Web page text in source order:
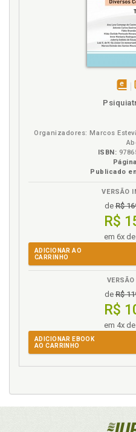
em
Organizadores: Marcos
ISBN:
Publicado
VERSÃO
deR$
R$
em 6x
ADICIONAR AO
CARRINHO
deR$
R$
em 4x
ADICIONAR EBOOK
AO CARRINHO